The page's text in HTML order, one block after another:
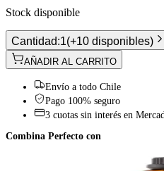
Stock disponible
Cantidad:1(+10 disponibles)
AÑADIR AL CARRITO
Envío a todo Chile
Pago 100% seguro
3 cuotas sin interés en
Combina Perfecto con